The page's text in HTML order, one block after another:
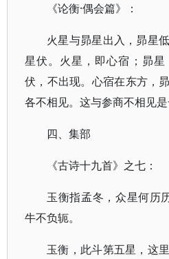
《论衡·偶会篇》：
火星与昴星出入，昴星
星伏。火星，即心宿；昴星
伏，不出现。心宿在东方，
各不相见。这与参商不相见是
四、集部
《古诗十九首》之七：
玉衡指孟冬，众星何
牛不负轭。
玉衡，此斗第五星，这